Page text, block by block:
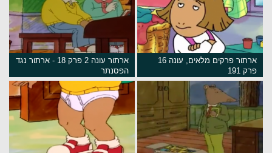
ארתור פרקים מלאים, עונה 16
פרק 191
ארתור עונה 2 פרק 18 - ארתור נגד
הפסנתר